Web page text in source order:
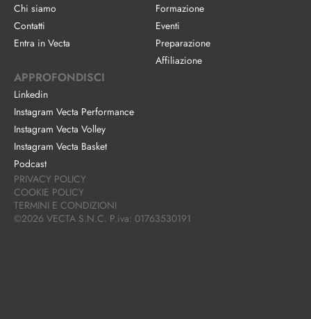
Chi siamo
Contatti
Entra in Vecta
Formazione
Eventi
Preparazione
Affiliazione
APPROFONDISCI
Linkedin
Instagram Vecta Performance
Instagram Vecta Volley
Instagram Vecta Basket
Podcast
©2026 VECTA S.N.C. P.iva: 01763530191
PRIVACY POLICY
COOKIE POLICY
TERMINI E CONDIZIONI